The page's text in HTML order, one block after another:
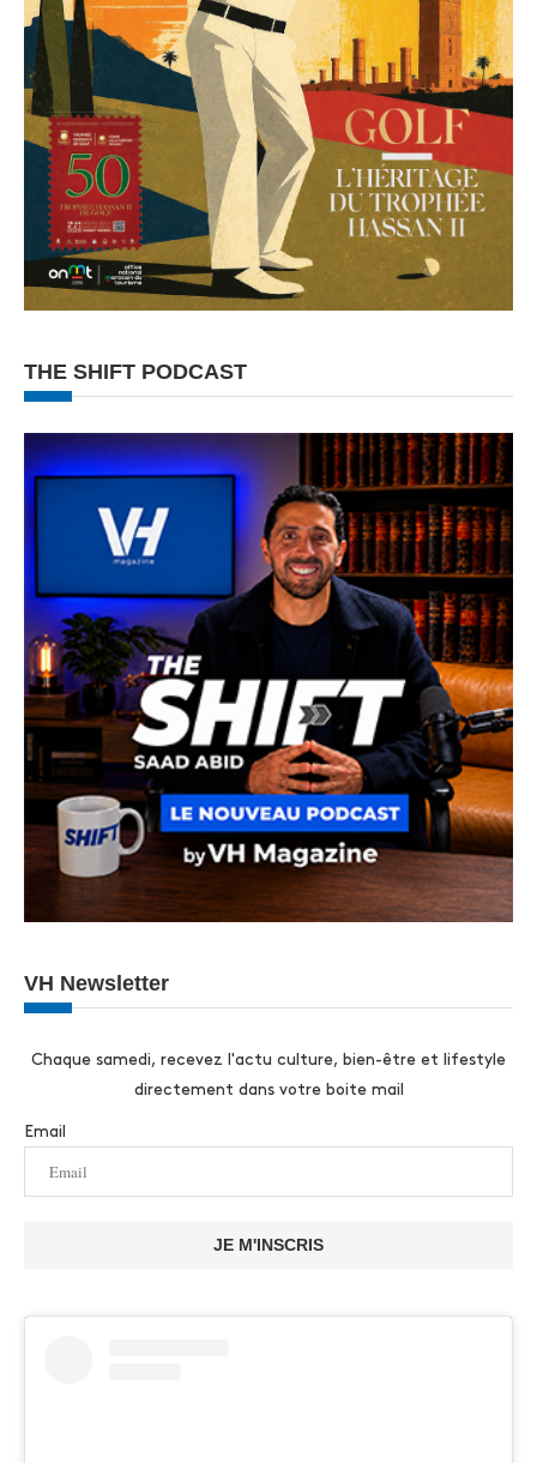
THE SHIFT PODCAST
VH Newsletter
Chaque samedi, recevez l'actu culture, bien-être et lifestyle
directement dans votre boite mail
Email
JE M'INSCRIS